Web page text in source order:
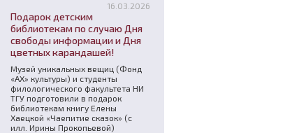
16.03.2026
Подарок детским
библиотекам по случаю Дня
свободы информации и Дня
цветных карандашей!
Музей уникальных вещиц (Фонд
«АХ» культуры) и студенты
филологического факультета НИ
ТГУ подготовили в подарок
библиотекам книгу Елены
Хаецкой «Чаепитие сказок» (с
илл. Ирины Прокопьевой)